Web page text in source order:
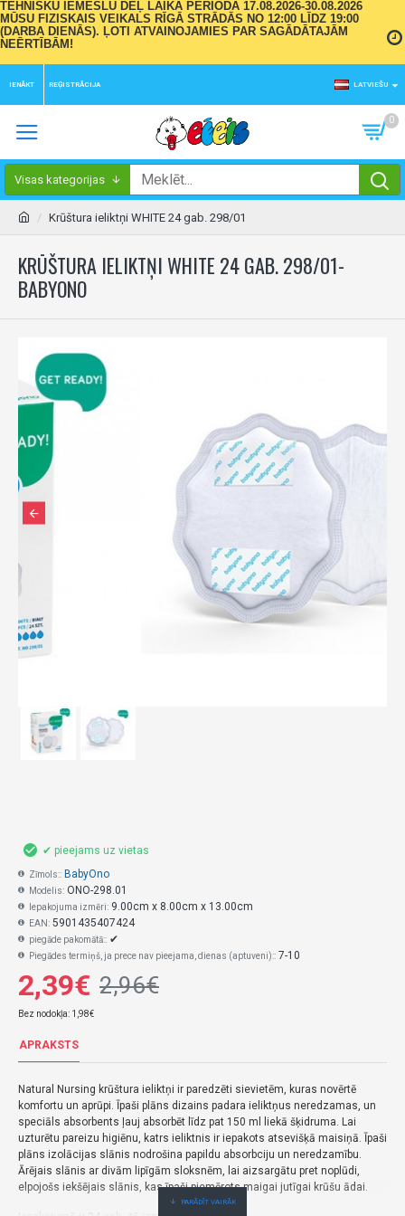
TEHNISKU IEMESLU DĒĻ LAIKA PERIODĀ 17.08.2026-30.08.2026
MŪSU FIZISKAIS VEIKALS RĪGĀ STRĀDĀS NO 12:00 LĪDZ 19:00
(DARBA DIENĀS). ĻOTI ATVAINOJAMIES PAR SAGĀDĀTAJĀM
NEĒRTĪBĀM!
IENĀKT REĢISTRĀCIJA LATVIEŠU
0
Visas kategorijas
Krūštura ieliktņi WHITE 24 gab. 298/01
KRŪŠTURA IELIKTŅI WHITE 24 GAB. 298/01-
BABYONO
2,39€ 2,96€
Bez nodokļa: 1,98€
✔ pieejams uz vietas
Zīmols:: BabyOno
Modelis: ONO-298.01
Iepakojuma izmēri: 9.00cm x 8.00cm x 13.00cm
EAN: 5901435407424
piegāde pakomātā:: ✔
Piegādes termiņš, ja prece nav pieejama, dienas (aptuveni):: 7-10
APRAKSTS
Natural Nursing krūštura ieliktņi ir paredzēti sievietēm, kuras novērtē
komfortu un aprūpi. Īpaši plāns dizains padara ieliktņus neredzamas, un
speciāls absorbents ļauj absorbēt līdz pat 150 ml liekā šķidruma. Lai
uzturētu pareizu higiēnu, katrs ieliktnis ir iepakots atsevišķā maisiņā. Īpaši
plāns izolācijas slānis nodrošina papildu absorbciju un neredzamību.
Ārējais slānis ar divām lipīgām sloksnēm, lai aizsargātu pret noplūdi,
elpojošs iekšējais slānis, kas īpaši piemērots maigai jutīgai krūšu ādai.